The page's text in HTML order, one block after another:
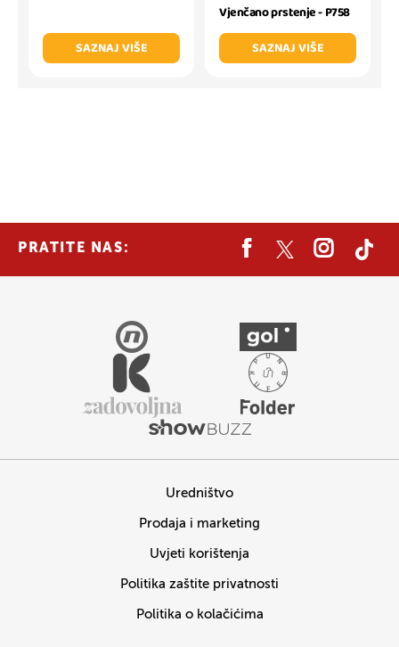
SAZNAJ VIŠE
Vjenčano prstenje - P758
SAZNAJ VIŠE
PRATITE NAS:
Uredništvo
Prodaja i marketing
Uvjeti korištenja
Politika zaštite privatnosti
Politika o kolačićima